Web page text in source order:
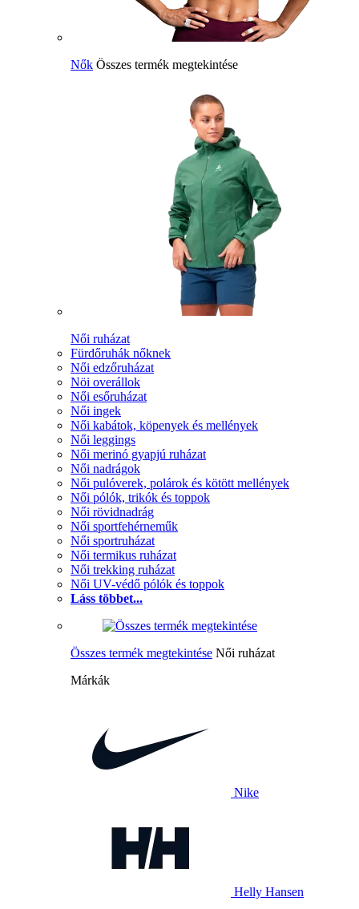
Nők Összes termék megtekintése
Női ruházat
Fürdőruhák nőknek
Női edzőruházat
Nöi overállok
Női esőruházat
Női ingek
Női kabátok, köpenyek és mellények
Női leggings
Női merinó gyapjú ruházat
Női nadrágok
Női pulóverek, polárok és kötött mellények
Női pólók, trikók és toppok
Női rövidnadrág
Női sportfehérneműk
Női sportruházat
Női termikus ruházat
Női trekking ruházat
Női UV-védő pólók és toppok
Láss többet...
Összes termék megtekintése Női ruházat
Márkák
Nike
Helly Hansen